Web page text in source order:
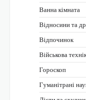
Ванна кімната
Відносини та
Відпочинок
Військова
Гороскоп
Гуманітрані